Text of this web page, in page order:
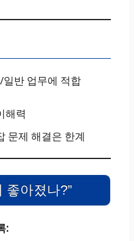
일반 업무에 적합
해력
문제 해결은 한계
아졌나?”
: